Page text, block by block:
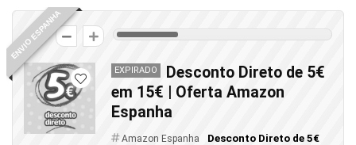
ENVIO ESPANHA
14
EXPIRADO
Desconto Direto de 5€
em 15€ | Oferta Amazon
Espanha
Amazon Espanha Desconto Direto de 5€